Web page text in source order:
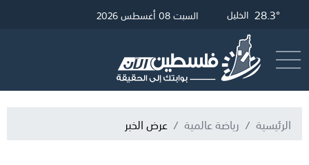
32.71° غزة 29.45° القدس 29.21° رام الله 28.3° الخليل السبت 08 أغسطس 2026
الرئيسية رياضة عالمية عرض الخبر